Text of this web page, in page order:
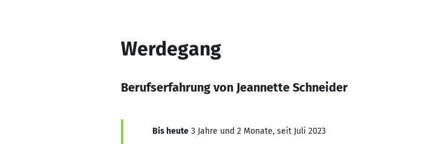
Werdegang
Berufserfahrung von Jeannette Schneider
Bis heute 3 Jahre und 2 Monate, seit Juli 2023